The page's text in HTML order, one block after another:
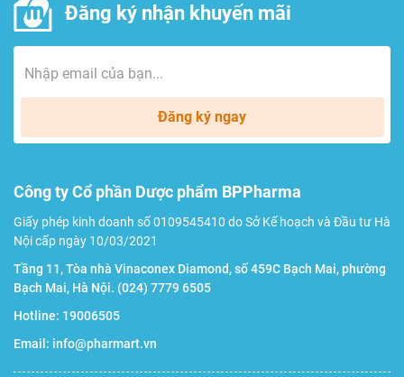
Đăng ký nhận khuyến mãi
Đăng ký ngay
Công ty Cổ phần Dược phẩm BPPharma
Giấy phép kinh doanh số 0109545410 do Sở Kế hoạch và Đầu tư Hà
Nội cấp ngày 10/03/2021
Tầng 11, Tòa nhà Vinaconex Diamond, số 459C Bạch Mai, phường
Bạch Mai, Hà Nội. (024) 7779 6505
Hotline: 19006505
Email: info@pharmart.vn